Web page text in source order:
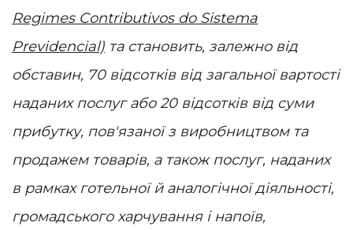
Regimes Contributivos do Sistema
Previdencial) та становить, залежно від
обставин, 70 відсотків від загальної вартості
наданих послуг або 20 відсотків від суми
прибутку, пов'язаної з виробництвом та
продажем товарів, а також послуг, наданих
в рамках готельної й аналогічної діяльності,
громадського харчування і напоїв,